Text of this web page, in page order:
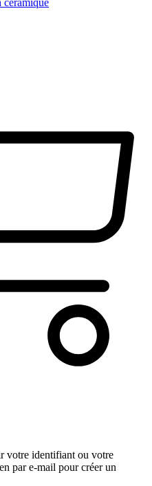
votre identifiant ou votre
par e-mail pour créer un